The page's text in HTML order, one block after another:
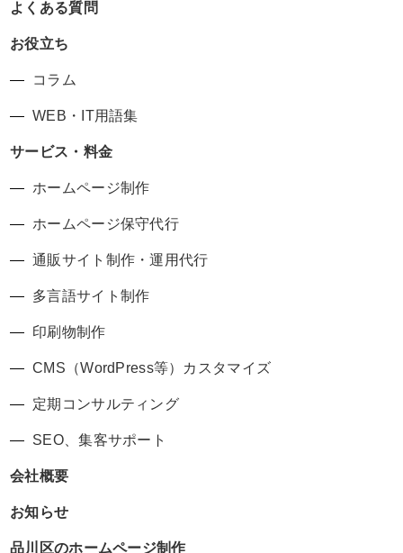
よくある質問
お役立ち
コラム
WEB・IT用語集
サービス・料金
ホームページ制作
ホームページ保守代行
通販サイト制作・運用代行
多言語サイト制作
印刷物制作
CMS（WordPress等）カスタマイズ
定期コンサルティング
SEO、集客サポート
会社概要
お知らせ
品川区のホームページ制作